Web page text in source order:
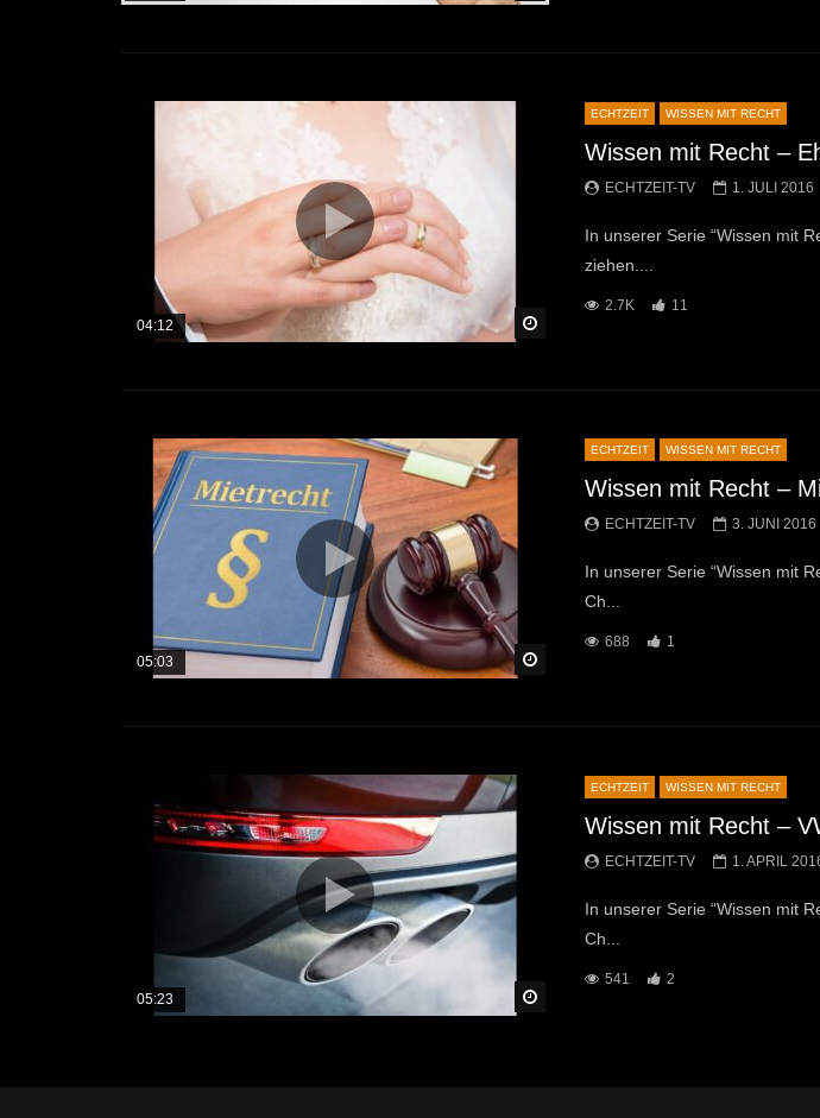
04:12
ECHTZEIT WISSEN MIT RECHT
Wissen mit Recht –
ECHTZEIT-TV 1. JULI 2016
In unserer Serie “Wissen mit
ziehen....
2.7K 11
05:03
ECHTZEIT WISSEN MIT RECHT
Wissen mit Recht –
ECHTZEIT-TV 3. JUNI 2016
In unserer Serie “Wissen mit
Ch...
688 1
05:23
ECHTZEIT WISSEN MIT RECHT
Wissen mit Recht –
ECHTZEIT-TV 1. APRIL
In unserer Serie “Wissen mit
Ch...
541 2